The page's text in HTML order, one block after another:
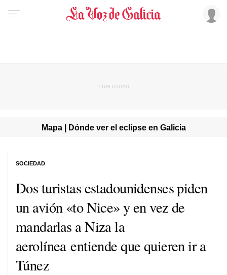
Mapa | Dónde ver el eclipse en Galicia
Dos turistas estadounidenses piden
un avión «to Nice» y en vez de
mandarlas a Niza la
aerolínea entiende que quieren ir a
Túnez
SOCIEDAD